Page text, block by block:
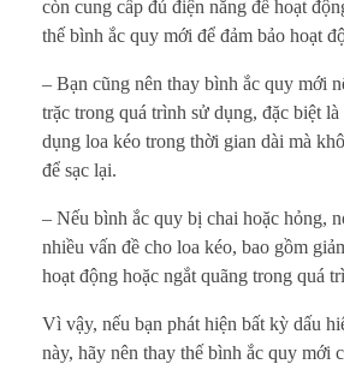
còn cung cấp đủ điện năng để hoạt
thế bình ắc quy mới để đảm bảo hoạt
– Bạn cũng nên thay bình ắc quy mới
trặc trong quá trình sử dụng, đặc biệt
dụng loa kéo trong thời gian dài mà
để sạc lại.
– Nếu bình ắc quy bị chai hoặc hỏng,
nhiều vấn đề cho loa kéo, bao gồm
hoạt động hoặc ngắt quãng trong quá
Vì vậy, nếu bạn phát hiện bất kỳ dấu
này, hãy nên thay thế bình ắc quy mới